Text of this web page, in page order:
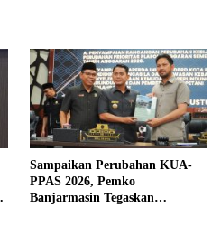
Sampaikan Perubahan KUA-
PPAS 2026, Pemko
Banjarmasin Tegaskan